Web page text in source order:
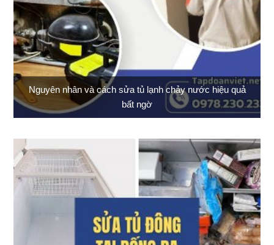
Nguyên nhân và cách sửa tủ lạnh chảy nước hiệu quả
bất ngờ